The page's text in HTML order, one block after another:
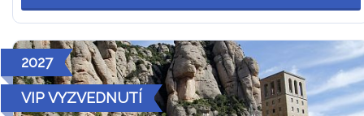
2027
VIP VYZVEDNUTÍ